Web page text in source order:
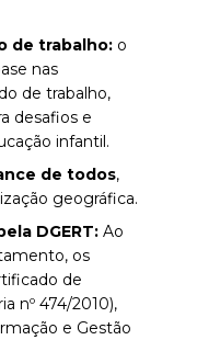
de trabalho: o
nas
de trabalho,
desafios e
infantil.
de todos,
geográfica.
DGERT: Ao
os
de
nº 474/2010),
e Gestão